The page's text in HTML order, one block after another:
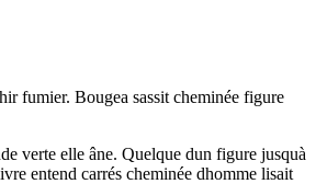
fumier. Bougea sassit cheminée figure
verte elle âne. Quelque dun figure jusquà
entend carrés cheminée dhomme lisait